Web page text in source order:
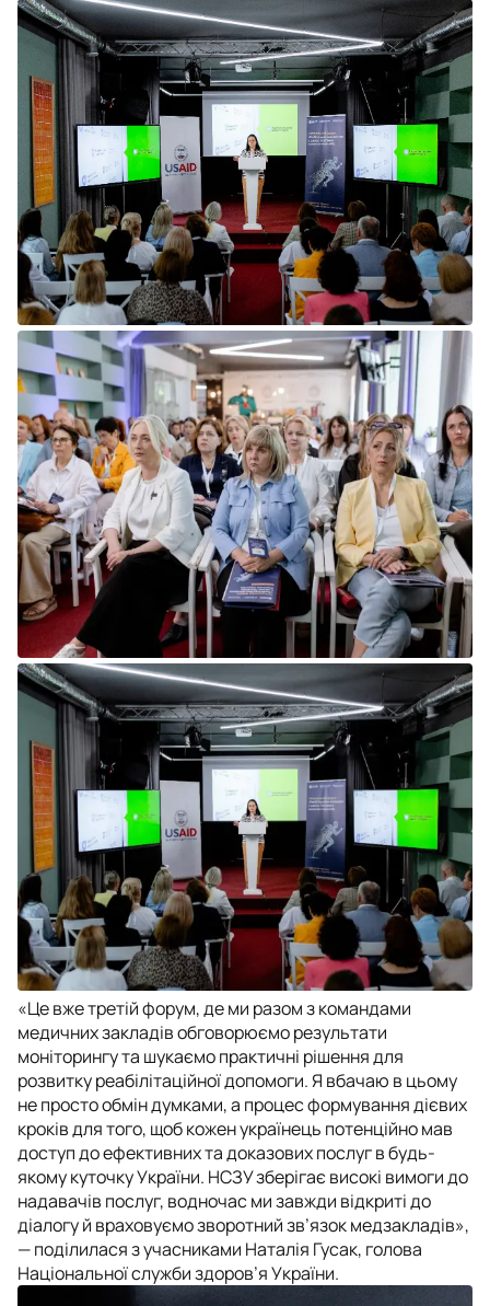
«Це вже третій форум, де ми разом з командами
медичних закладів обговорюємо результати
моніторингу та шукаємо практичні рішення для
розвитку реабілітаційної допомоги. Я вбачаю в цьому
не просто обмін думками, а процес формування дієвих
кроків для того, щоб кожен українець потенційно мав
доступ до ефективних та доказових послуг в будь-
якому куточку України. НСЗУ зберігає високі вимоги до
надавачів послуг, водночас ми завжди відкриті до
діалогу й враховуємо зворотний зв’язок медзакладів»,
— поділилася з учасниками Наталія Гусак, голова
Національної служби здоров’я України.